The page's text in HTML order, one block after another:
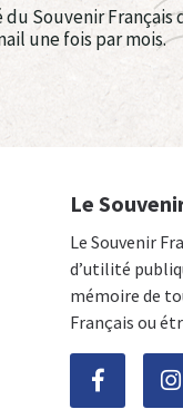
du Souvenir
une fois par mois.
Le
Le Souvenir
d’utilité
mémoire de
Français ou